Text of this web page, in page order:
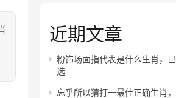
近期文章
粉饰场面指代表是什么生肖，
选
忘乎所以猜打一最佳正确生肖